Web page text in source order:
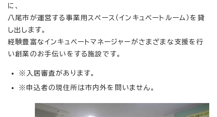
に、
八尾市が運営する事業用スペース（インキュベートルーム）を貸
し出します。
経験豊富なインキュベートマネージャーがさまざまな支援を行
い創業のお手伝いをする施設です。
※入居審査があります。
※申込者の現住所は市内外を問いません。